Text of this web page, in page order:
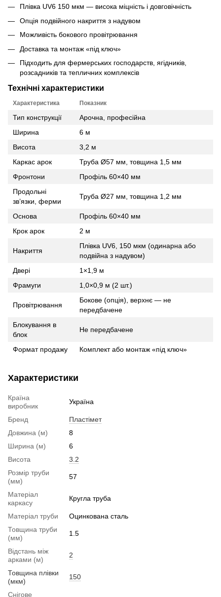
Плівка UV6 150 мкм — висока міцність і довговічність
Опція подвійного накриття з надувом
Можливість бокового провітрювання
Доставка та монтаж «під ключ»
Підходить для фермерських господарств, ягідників,
розсадників та тепличних комплексів
Технічні характеристики
Характеристика Показник
Тип конструкції
Арочна, професійна
Ширина
6 м
Висота
3,2 м
Каркас арок
Труба Ø57 мм, товщина 1,5 мм
Фронтони
Профіль 60×40 мм
Продольні
зв’язки, ферми
Труба Ø27 мм, товщина 1,2 мм
Основа
Профіль 60×40 мм
Крок арок
2 м
Накриття
Плівка UV6, 150 мкм (одинарна або
подвійна з надувом)
Двері
1×1,9 м
Фрамуги
1,0×0,9 м (2 шт.)
Провітрювання
Бокове (опція), верхнє — не
передбачене
Блокування в
блок
Не передбачене
Формат продажу Комплект або монтаж «під ключ»
Характеристики
Країна
виробник
Україна
Бренд
Пластімет
Довжина (м)
8
Ширина (м)
6
Висота
3.2
Розмір труби
(мм)
57
Матеріал
каркасу
Кругла труба
Матеріал труби
Оцинкована сталь
Товщина труби
(мм)
1.5
Відстань між
арками (м)
2
Товщина плівки
(мкм)
150
Снігове